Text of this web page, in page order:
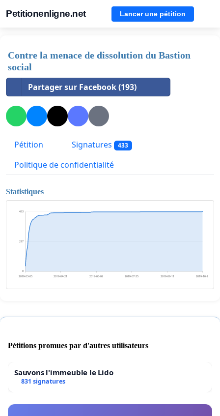
Petitionenligne.net Lancer une pétition
Contre la menace de dissolution du Bastion
social
Partager sur Facebook (193)
Pétition Signatures 433
Politique de confidentialité
Statistiques
0
217
433
2019-03-05 2019-04-21 2019-06-08 2019-07-25 2019-09-11 2019-10-28
Pétitions promues par d'autres utilisateurs
Sauvons l'immeuble le Lido
831 signatures